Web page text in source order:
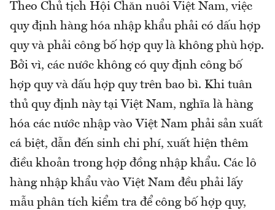
Theo Chủ tịch Hội Chăn nuôi Việt Nam, việc
quy định hàng hóa nhập khẩu phải có dấu hợp
quy và phải công bố hợp quy là không phù hợp.
Bởi vì, các nước không có quy định công bố
hợp quy và dấu hợp quy trên bao bì. Khi tuân
thủ quy định này tại Việt Nam, nghĩa là hàng
hóa các nước nhập vào Việt Nam phải sản xuất
cá biệt, dẫn đến sinh chi phí, xuất hiện thêm
điều khoản trong hợp đồng nhập khẩu. Các lô
hàng nhập khẩu vào Việt Nam đều phải lấy
mẫu phân tích kiểm tra để công bố hợp quy,